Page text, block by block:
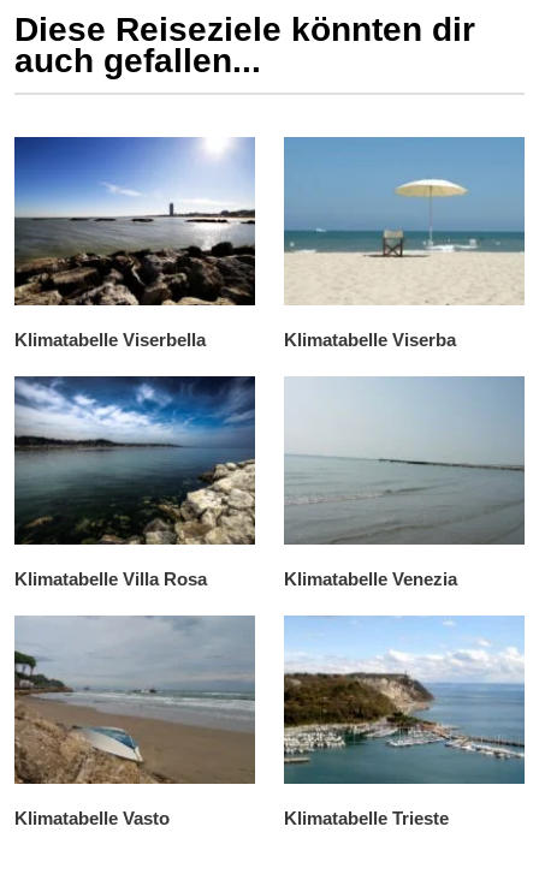
Diese Reiseziele könnten dir
auch gefallen...
Klimatabelle Viserbella Klimatabelle Viserba
Klimatabelle Villa Rosa Klimatabelle Venezia
Klimatabelle Vasto Klimatabelle Trieste